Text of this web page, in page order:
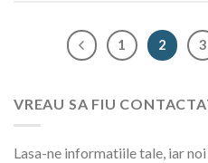
1 2 3
VREAU SA FIU
Lasa-ne informatiile tale, iar